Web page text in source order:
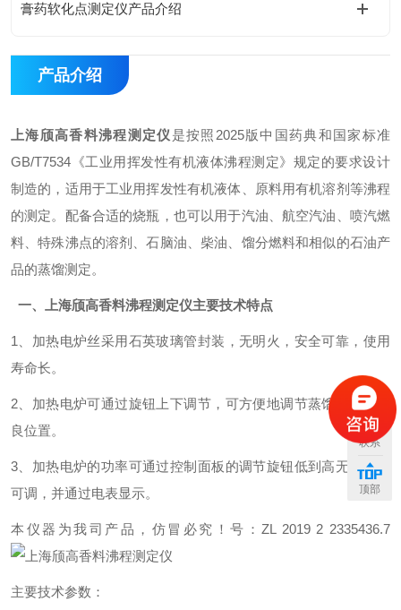
膏药软化点测定仪产品介绍
产品介绍
上海颀高香料沸程测定仪 是按照2025版中国药典和国家标准
GB/T7534《工业用挥发性有机液体沸程测定》规定的要求设计
制造的，适用于工业用挥发性有机液体、原料用有机溶剂等沸程
的测定。配备合适的烧瓶，也可以用于汽油、航空汽油、喷汽燃
料、特殊沸点的溶剂、石脑油、柴油、馏分燃料和相似的石油产
品的蒸馏测定。
一、 上海颀高香料沸程测定仪主要技术特点
1、加热电炉丝采用石英玻璃管封装，无明火，安全可靠，使用
寿命长。
2、加热电炉可通过旋钮上下调节，可方便地调节蒸馏烧瓶的优
良位置。
3、加热电炉的功率可通过控制面板的调节旋钮低到高无级连续
可调，并通过电表显示。
本仪器为我司产品，仿冒必究！号：ZL 2019 2 2335436.7
主要技术参数：
联系
顶部